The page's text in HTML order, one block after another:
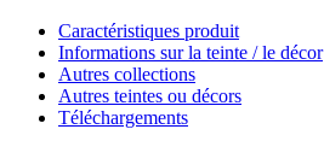
Caractéristiques produit
Informations sur la teinte / le décor
Autres collections
Autres teintes ou décors
Téléchargements